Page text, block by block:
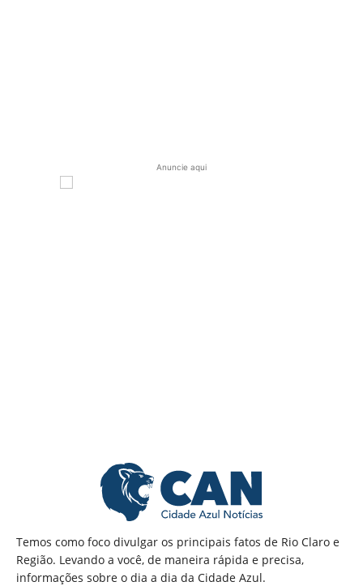
Anuncie aqui
Temos como foco divulgar os principais fatos de Rio Claro e
Região. Levando a você, de maneira rápida e precisa,
informações sobre o dia a dia da Cidade Azul.